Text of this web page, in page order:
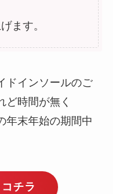
ます。
ドインソールのご
ど時間が無く
年末年始の期間中
チラ